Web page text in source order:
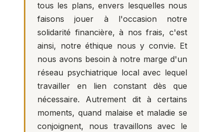
tous les plans, envers lesquelles nous
faisons jouer à l'occasion notre
solidarité financière, à nos frais, c'est
ainsi, notre éthique nous y convie. Et
nous avons besoin à notre marge d'un
réseau psychiatrique local avec lequel
travailler en lien constant dès que
nécessaire. Autrement dit à certains
moments, quand malaise et maladie se
conjoignent, nous travaillons avec le